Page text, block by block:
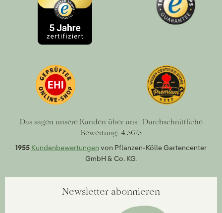
Das sagen unsere Kunden über uns | Durchschnittliche
Bewertung: 4.56/5
1955 Kundenbewertungen von Pflanzen-Kölle Gartencenter
GmbH & Co. KG.
Newsletter abonnieren